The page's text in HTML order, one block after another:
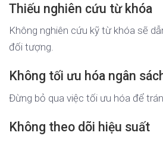
Thiếu nghiên cứu từ khóa
Không nghiên cứu kỹ từ khóa sẽ
đối tượng.
Không tối ưu hóa ngân
Đừng bỏ qua việc tối ưu hóa để
Không theo dõi hiệu suất